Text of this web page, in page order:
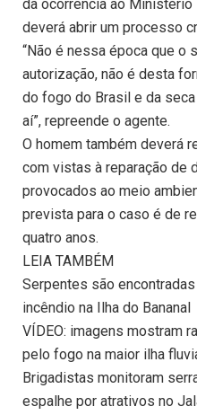
da ocorrência ao Ministério
deverá abrir um processo
“Não é nessa época que o
autorização, não é desta
do fogo do Brasil e da
aí”, repreende o agente.
O homem também deverá
com vistas à reparação de
provocados ao meio
prevista para o caso é de
quatro anos.
LEIA TAMBÉM
Serpentes são
incêndio na Ilha do Bananal
VÍDEO: imagens mostram
pelo fogo na maior ilha
Brigadistas monitoram
espalhe por atrativos no